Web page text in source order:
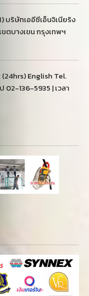
ริษัทเออีซีเอ็นจิเนียริง
ตบางเขน กรุงเทพฯ
English Tel.
02-136-5935 | เวลา